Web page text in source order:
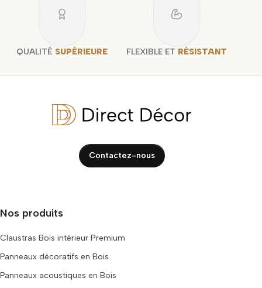
QUALITÉ SUPÉRIEURE FLEXIBLE ET RÉSISTANT
Contactez-nous
Nos produits
Claustras Bois intérieur Premium
Panneaux décoratifs en Bois
Panneaux acoustiques en Bois